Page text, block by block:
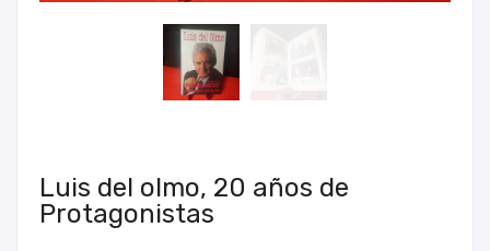
Luis del olmo, 20 años de
Protagonistas